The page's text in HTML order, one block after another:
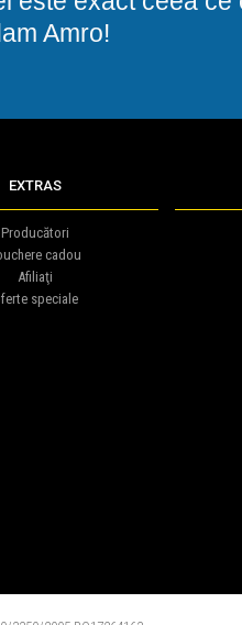
Amro!
EXTRAS
Producători
cadou
Afiliaţi
speciale